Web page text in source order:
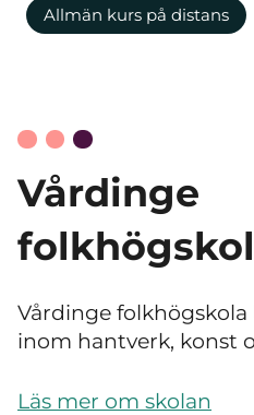
Allmän kurs på distans
Vårdinge
Vårdinge
inom hantverk, konst
Läs mer om skolan